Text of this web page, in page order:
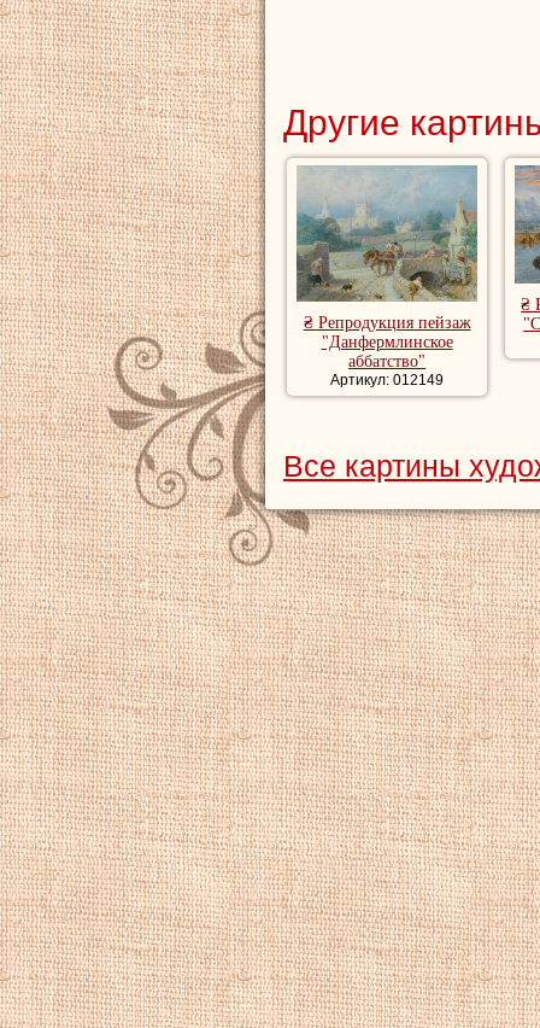
Другие
₴ Репродукция пейзаж
"Данфермлинское
аббатство"
Артикул: 012149
₴
Все картины